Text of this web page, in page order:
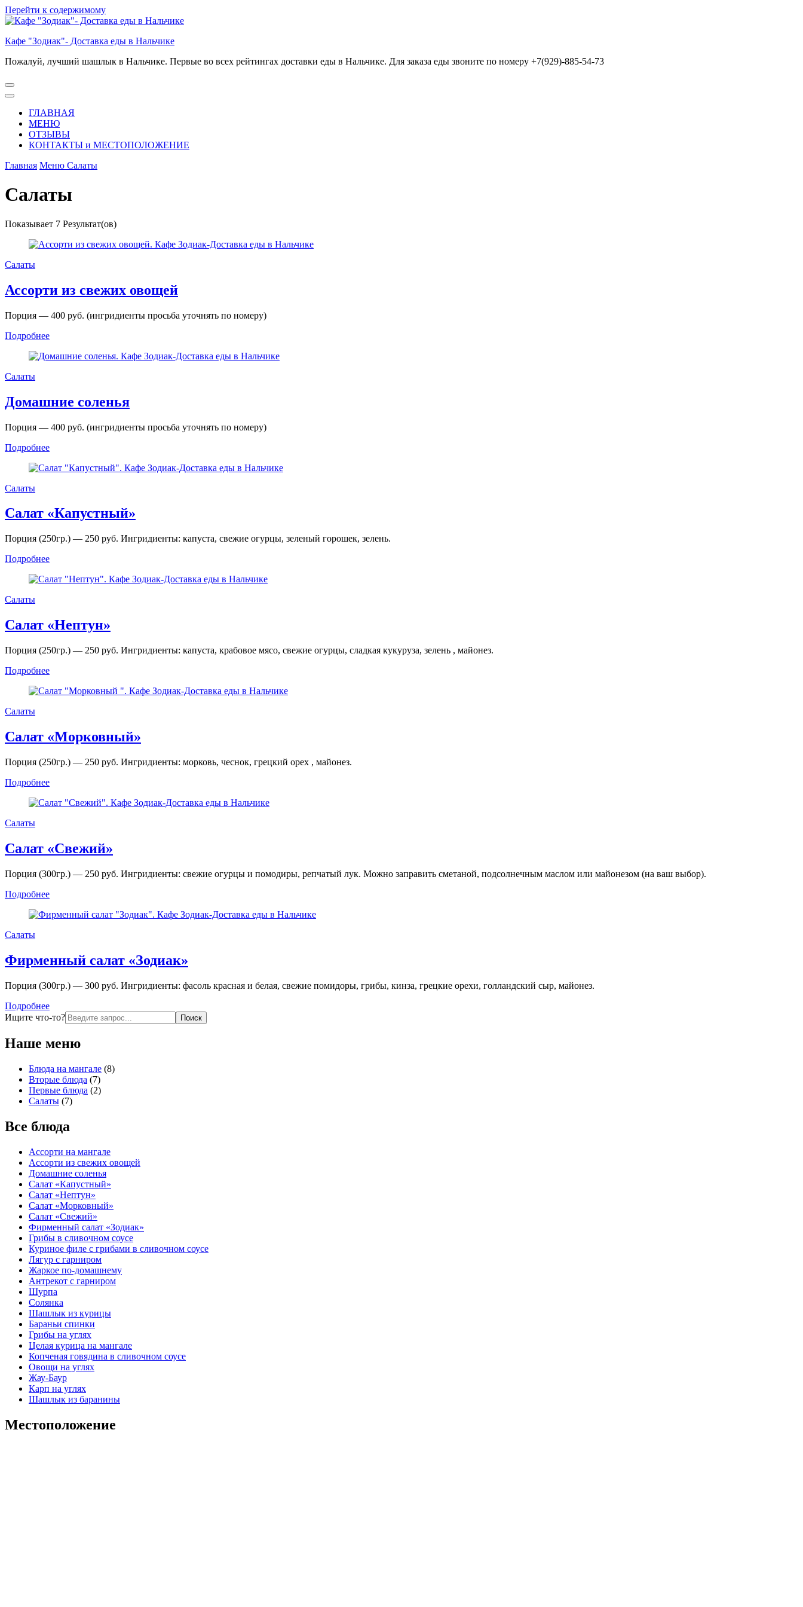
Перейти к содержимому
Кафе "Зодиак"- Доставка еды в Нальчике
Пожалуй, лучший шашлык в Нальчике. Первые во всех рейтингах доставки еды в Нальчике. Для заказа еды звоните по номеру +7(929)-885-54-73
ГЛАВНАЯ
МЕНЮ
ОТЗЫВЫ
КОНТАКТЫ и МЕСТОПОЛОЖЕНИЕ
Главная Меню Салаты
Салаты
Показывает 7 Результат(ов)
Салаты
Ассорти из свежих овощей
Порция — 400 руб. (ингридиенты просьба уточнять по номеру)
Подробнее
Салаты
Домашние соленья
Порция — 400 руб. (ингридиенты просьба уточнять по номеру)
Подробнее
Салаты
Салат «Капустный»
Порция (250гр.) — 250 руб. Ингридиенты: капуста, свежие огурцы, зеленый горошек, зелень.
Подробнее
Салаты
Салат «Нептун»
Порция (250гр.) — 250 руб. Ингридиенты: капуста, крабовое мясо, свежие огурцы, сладкая кукуруза, зелень , майонез.
Подробнее
Салаты
Салат «Морковный»
Порция (250гр.) — 250 руб. Ингридиенты: морковь, чеснок, грецкий орех , майонез.
Подробнее
Салаты
Салат «Свежий»
Порция (300гр.) — 250 руб. Ингридиенты: свежие огурцы и помодиры, репчатый лук. Можно заправить сметаной, подсолнечным маслом или майонезом (на ваш выбор).
Подробнее
Салаты
Фирменный салат «Зодиак»
Порция (300гр.) — 300 руб. Ингридиенты: фасоль красная и белая, свежие помидоры, грибы, кинза, грецкие орехи, голландский сыр, майонез.
Подробнее
Искать:
Ищите что-то?
Наше меню
Блюда на мангале (8)
Вторые блюда (7)
Первые блюда (2)
Салаты (7)
Все блюда
Ассорти на мангале
Ассорти из свежих овощей
Домашние соленья
Салат «Капустный»
Салат «Нептун»
Салат «Морковный»
Салат «Свежий»
Фирменный салат «Зодиак»
Грибы в сливочном соусе
Куриное филе с грибами в сливочном соусе
Лягур с гарниром
Жаркое по-домашнему
Антрекот с гарниром
Шурпа
Солянка
Шашлык из курицы
Бараньи спинки
Грибы на углях
Целая курица на мангале
Копченая говядина в сливочном соусе
Овощи на углях
Жау-Баур
Карп на углях
Шашлык из баранины
Местоположение